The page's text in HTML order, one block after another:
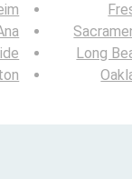
Long